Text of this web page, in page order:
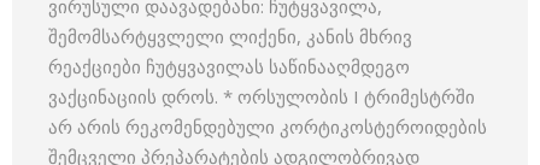
ვირუსული დაავადებანი: ჩუტყვავილა,
შემომსარტყვლელი ლიქენი, კანის მხრივ
რეაქციები ჩუტყვავილას საწინააღმდეგო
ვაქცინაციის დროს. * ორსულობის I ტრიმესტრში
არ არის რეკომენდებული კორტიკოსტეროიდების
შემცველი პრეპარატების ადგილობრივად